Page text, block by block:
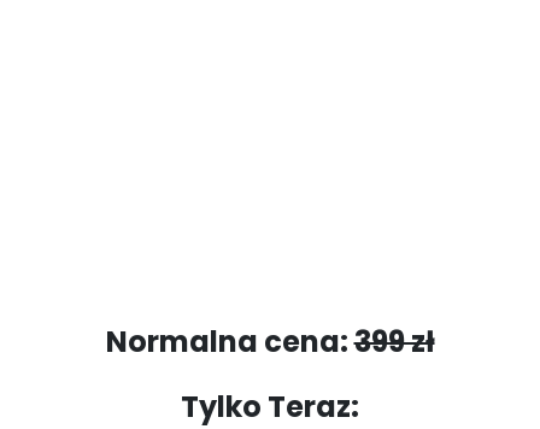
Normalna cena:399 zł
Tylko Teraz: